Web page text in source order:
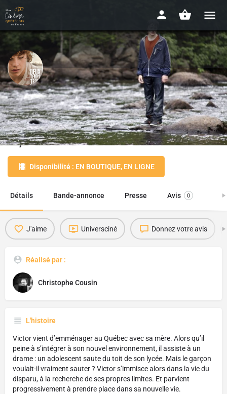
Deux temps, trois mouvements
2014 - 85 min
Date de sortie
28 janvier 2015
Disponibilité : EN BOUTIQUE, EN LIGNE
Détails Bande-annonce Presse Avis 0
J'aime Universciné Donnez votre avis
Réalisé par :
Christophe Cousin
L'histoire
Victor vient d’emménager au Québec avec sa mère. Alors qu’il
peine à s’intégrer à son nouvel environnement, il assiste à un
drame : un adolescent saute du toit de son lycée. Mais le garçon
voulait-il vraiment sauter ? Victor s’immisce alors dans la vie du
disparu, à la recherche de ses propres limites. Et parvient
progressivement à prendre place dans sa nouvelle vie.